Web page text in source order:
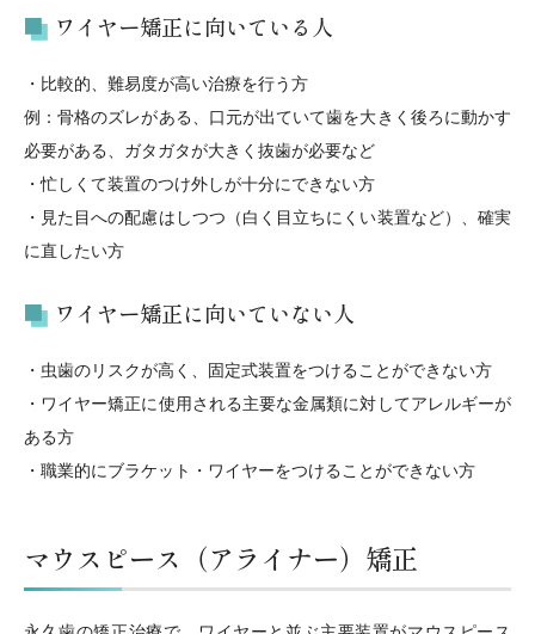
ワイヤー矯正に向いている人
・比較的、難易度が高い治療を行う方
例：骨格のズレがある、口元が出ていて歯を大きく後ろに動かす
必要がある、ガタガタが大きく抜歯が必要など
・忙しくて装置のつけ外しが十分にできない方
・見た目への配慮はしつつ（白く目立ちにくい装置など）、確実
に直したい方
ワイヤー矯正に向いていない人
・虫歯のリスクが高く、固定式装置をつけることができない方
・ワイヤー矯正に使用される主要な金属類に対してアレルギーが
ある方
・職業的にブラケット・ワイヤーをつけることができない方
マウスピース（アライナー）矯正